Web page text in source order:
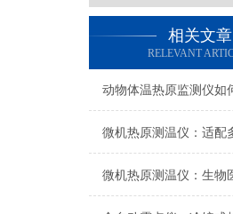
相关文章
RELEVANT